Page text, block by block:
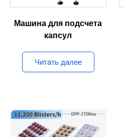
Машина для подсчета
капсул
Читать далее